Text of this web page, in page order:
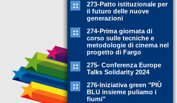
273-Patto istituzionale per
il futuro delle nuove
generazioni
274-Prima giornata di
corso sulle tecniche e
metodologie di cinema nel
progetto di Fargo
275- Conferenza Europe
Talks Solidarity 2024
276-Iniziativa green "PIÙ
BLU insieme puliamo i
fiumi"